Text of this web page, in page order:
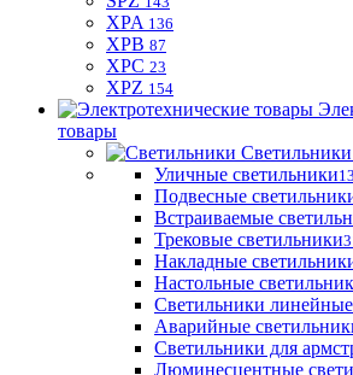
XPA 136
XPB 87
XPC 23
XPZ 154
товары
Светильники
Уличные светильники
Подвесные
Встраиваемые
Трековые светильники
Накладные
Настольные
Светильники линейные
Аварийные
Светильники для
Люминесцентные